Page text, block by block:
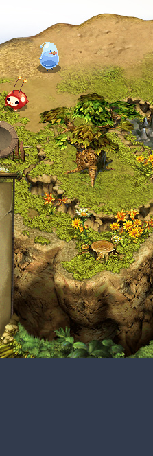
ページTOPへ
サポート